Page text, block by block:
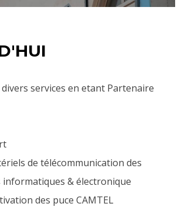
services en etant Partenaire
de télécommunication des
& électronique
des puce CAMTEL